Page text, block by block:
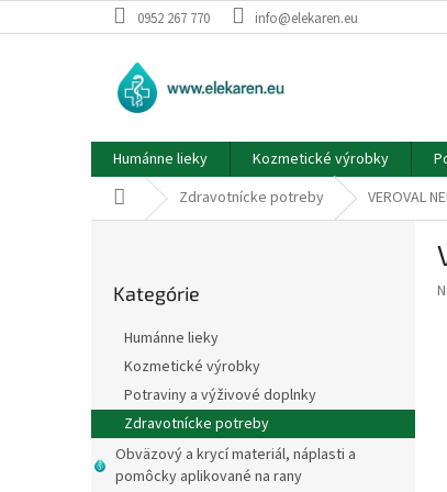
na
0952 267 770 info@elekaren.eu
Humánne lieky Kozmetické výrobky
Domov Zdravotnícke potreby VEROVAL
kategórie
Kategórie
Humánne lieky
Kozmetické výrobky
Potraviny a výživové doplnky
Zdravotnícke potreby
Obväzový a krycí materiál, náplasti a
pomôcky aplikované na rany